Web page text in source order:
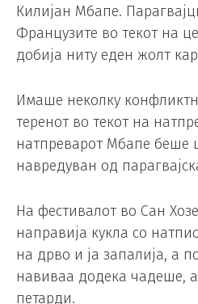
Килијан Мбапе.
Французите во текот на
добија ниту еден жолт
Имаше неколку
теренот во текот на
натпреварот Мбапе беше
навредуван од
На фестивалот во Сан
направија кукла со
на дрво и ја запалија, а
навиваа додека чадеше, а
петарди.